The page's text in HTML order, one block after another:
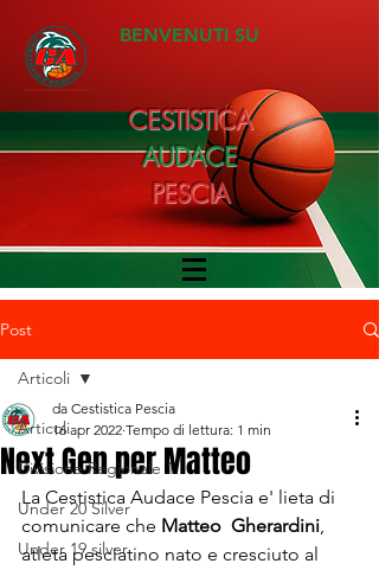
BENVENUTI SU
CESTISTICA
AUDACE
PESCIA
Post
Articoli
Divisione Regionale 1
Under 20 Silver
Under 19 silver
Articoli
Next Gen per Matteo
da Cestistica Pescia
16 apr 2022 Tempo di lettura: 1 min
La Cestistica Audace Pescia e' lieta di
comunicare che Matteo Gherardini,
atleta pesciatino nato e cresciuto al